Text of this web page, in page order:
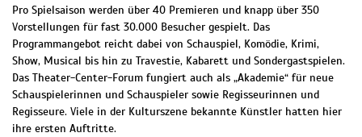
Pro Spielsaison werden über 40 Premieren und knapp über 350
Vorstellungen für fast 30.000 Besucher gespielt. Das
Programmangebot reicht dabei von Schauspiel, Komödie, Krimi,
Show, Musical bis hin zu Travestie, Kabarett und Sondergastspielen.
Das Theater-Center-Forum fungiert auch als „Akademie“ für neue
Schauspielerinnen und Schauspieler sowie Regisseurinnen und
Regisseure. Viele in der Kulturszene bekannte Künstler hatten hier
ihre ersten Auftritte.